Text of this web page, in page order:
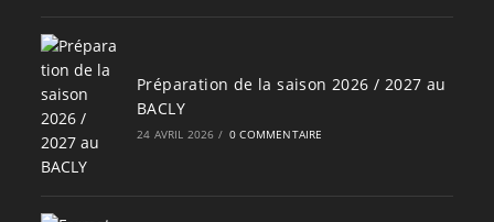
Préparation de la saison 2026 / 2027 au
BACLY
24 AVRIL 2026 / 0 COMMENTAIRE